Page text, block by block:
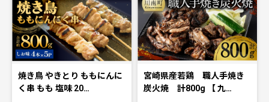
焼き鳥 やきとり ももにんに
く串 もも 塩味 20…
宮崎県産若鶏 職人手焼き
炭火焼 計800g 【 九…